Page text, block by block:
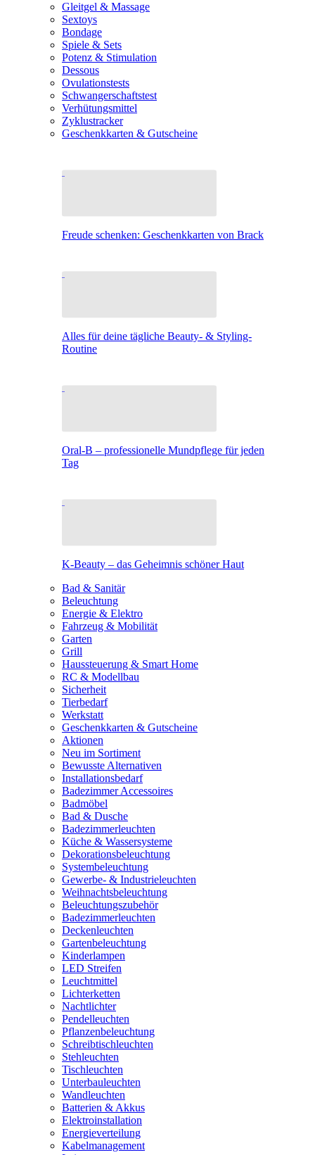
Gleitgel & Massage
Sextoys
Bondage
Spiele & Sets
Potenz & Stimulation
Dessous
Ovulationstests
Schwangerschaftstest
Verhütungsmittel
Zyklustracker
Geschenkkarten & Gutscheine
Freude schenken: Geschenkkarten von Brack
Alles für deine tägliche Beauty- & Styling-
Routine
Oral-B – professionelle Mundpflege für jeden
Tag
K-Beauty – das Geheimnis schöner Haut
Bad & Sanitär
Beleuchtung
Energie & Elektro
Fahrzeug & Mobilität
Garten
Grill
Haussteuerung & Smart Home
RC & Modellbau
Sicherheit
Tierbedarf
Werkstatt
Geschenkkarten & Gutscheine
Aktionen
Neu im Sortiment
Bewusste Alternativen
Installationsbedarf
Badezimmer Accessoires
Badmöbel
Bad & Dusche
Badezimmerleuchten
Küche & Wassersysteme
Dekorationsbeleuchtung
Systembeleuchtung
Gewerbe- & Industrieleuchten
Weihnachtsbeleuchtung
Beleuchtungszubehör
Badezimmerleuchten
Deckenleuchten
Gartenbeleuchtung
Kinderlampen
LED Streifen
Leuchtmittel
Lichterketten
Nachtlichter
Pendelleuchten
Pflanzenbeleuchtung
Schreibtischleuchten
Stehleuchten
Tischleuchten
Unterbauleuchten
Wandleuchten
Batterien & Akkus
Elektroinstallation
Energieverteilung
Kabelmanagement